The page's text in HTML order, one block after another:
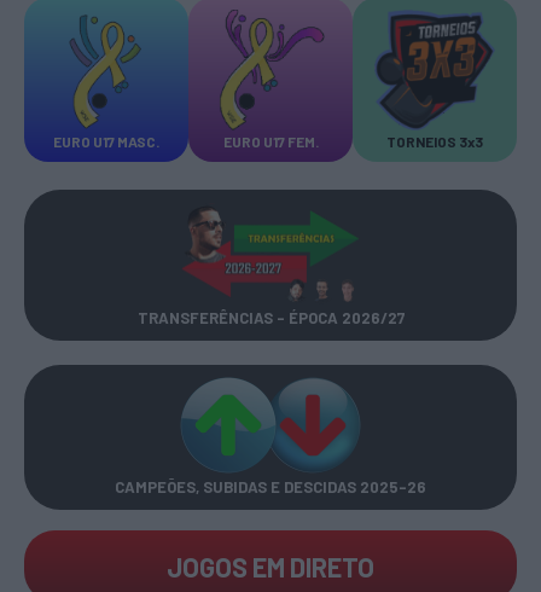
EURO U17 MASC. EURO U17 FEM. TORNEIOS 3x3
TRANSFERÊNCIAS - ÉPOCA 2026/27
CAMPEÕES, SUBIDAS E DESCIDAS 2025-26
JOGOS EM DIRETO